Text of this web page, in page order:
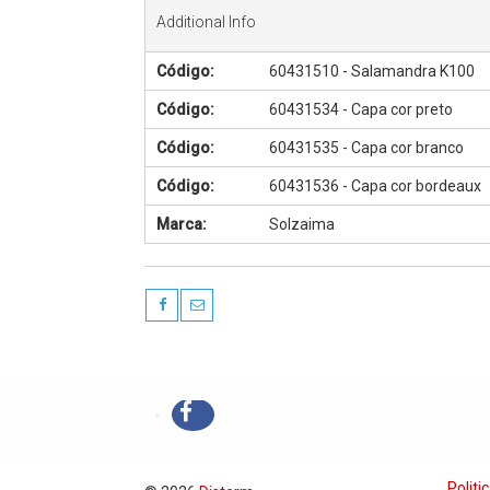
Additional Info
Código: 60431510 - Salamandra K100
Código: 60431534 - Capa cor preto
Código: 60431535 - Capa cor branco
Código: 60431536 - Capa cor bordeaux
Marca: Solzaima